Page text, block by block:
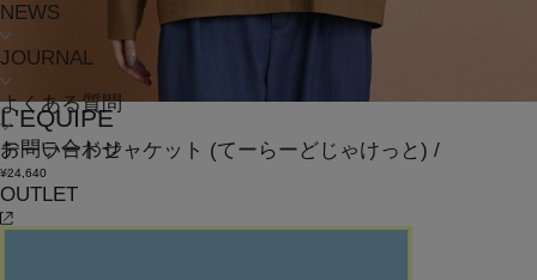
NEWS
JOURNAL
よくある質問
お問い合わせ
OUTLET
L'EQUIPE
テーラードジャケット (てーらーどじゃけっと) /
¥24,640